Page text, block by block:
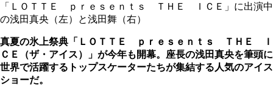
「ＬＯＴＴＥ ｐｒｅｓｅｎｔｓ ＴＨＥ ＩＣＥ」に出演中
の浅田真央（左）と浅田舞（右）
真夏の氷上祭典「ＬＯＴＴＥ ｐｒｅｓｅｎｔｓ ＴＨＥ Ｉ
ＣＥ（ザ・アイス）」が今年も開幕。 座長の浅田真央を筆頭に
世界で活躍するトップスケーターたちが集結する人気のアイス
ショーだ。